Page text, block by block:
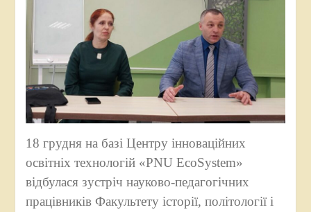
18 грудня на базі Центру інноваційних
освітніх технологій «PNU EcoSystem»
відбулася зустріч науково-педагогічних
працівників Факультету історії, політології і